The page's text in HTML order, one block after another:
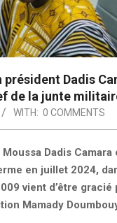
président Dadis
de la junte
WITH: 0 COMMENTS
Dadis Camara
en juillet 2024,
vient d’être gracié
Mamady